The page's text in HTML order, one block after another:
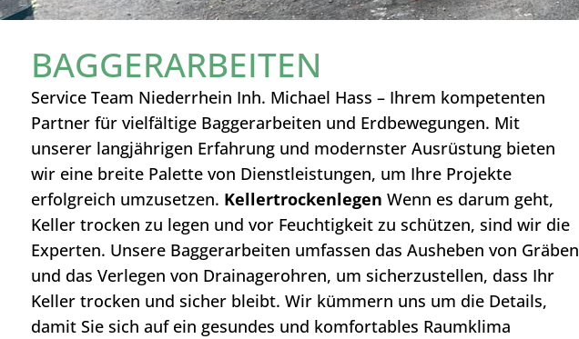
BAGGERARBEITEN
Service Team Niederrhein Inh. Michael Hass – Ihrem kompetenten
Partner für vielfältige Baggerarbeiten und Erdbewegungen. Mit
unserer langjährigen Erfahrung und modernster Ausrüstung bieten
wir eine breite Palette von Dienstleistungen, um Ihre Projekte
erfolgreich umzusetzen. Kellertrockenlegen Wenn es darum geht,
Keller trocken zu legen und vor Feuchtigkeit zu schützen, sind wir die
Experten. Unsere Baggerarbeiten umfassen das Ausheben von Gräben
und das Verlegen von Drainagerohren, um sicherzustellen, dass Ihr
Keller trocken und sicher bleibt. Wir kümmern uns um die Details,
damit Sie sich auf ein gesundes und komfortables Raumklima